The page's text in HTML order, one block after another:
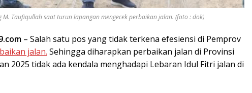
M. Taufiqullah saat turun lapangan mengecek perbaikan jalan. (foto : dok)
– Salah satu pos yang tidak terkena efesiensi di Pemprov
jalan. Sehingga diharapkan perbaikan jalan di Provinsi
2025 tidak ada kendala menghadapi Lebaran Idul Fitri jalan di